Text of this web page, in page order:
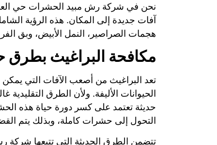
نحن في شركة رش مبيد الحشرات حي
آفات جديدة إلى المكان. هذه الرؤية
هجمات الصراصير، النمل الأبيض، وبق
مكافحة البراغيث بطرق
تعد البراغيث من أصعب الآفات التي يمكن
الحيوانات الأليفة. ولأن الطرق
حديثة تعتمد على كسر دورة حياة هذه
التحول إلى حشرات كاملة، وبذلك يتم
تتضمن الطرق الحديثة التي تتبعها شركة